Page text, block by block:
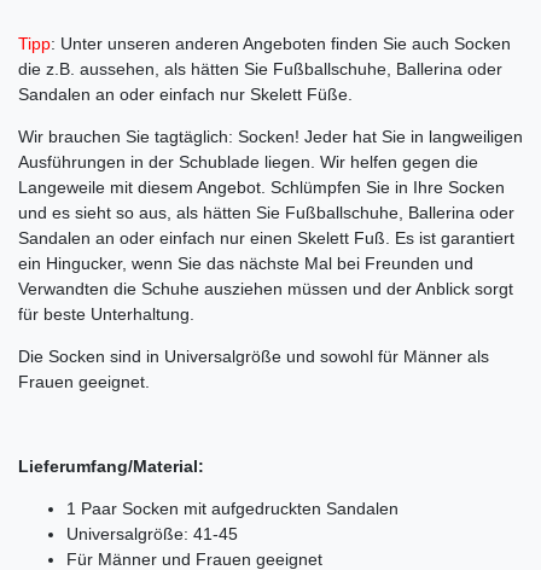
Tipp: Unter unseren anderen Angeboten finden Sie auch Socken
die z.B. aussehen, als hätten Sie Fußballschuhe, Ballerina oder
Sandalen an oder einfach nur Skelett Füße.
Wir brauchen Sie tagtäglich: Socken! Jeder hat Sie in langweiligen
Ausführungen in der Schublade liegen. Wir helfen gegen die
Langeweile mit diesem Angebot. Schlümpfen Sie in Ihre Socken
und es sieht so aus, als hätten Sie Fußballschuhe, Ballerina oder
Sandalen an oder einfach nur einen Skelett Fuß. Es ist garantiert
ein Hingucker, wenn Sie das nächste Mal bei Freunden und
Verwandten die Schuhe ausziehen müssen und der Anblick sorgt
für beste Unterhaltung.
Die Socken sind in Universalgröße und sowohl für Männer als
Frauen geeignet.
Lieferumfang/Material:
1 Paar Socken mit aufgedruckten Sandalen
Universalgröße: 41-45
Für Männer und Frauen geeignet